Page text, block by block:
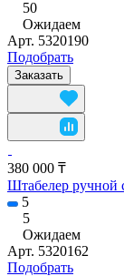
50
Ожидаем
Арт. 5320190
Подобрать
Заказать
380 000 ₸
Штабелер ручной
5
5
Ожидаем
Арт. 5320162
Подобрать